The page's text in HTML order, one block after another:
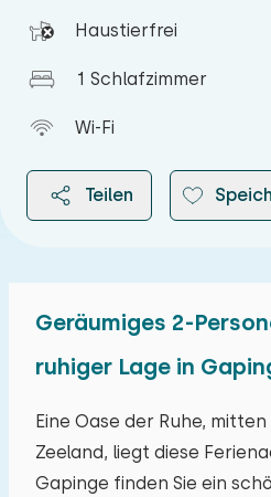
Haustierfrei
1 Schlafzimmer
Wi-Fi
Teilen
Geräumiges 2-
ruhiger Lage in
Eine Oase der Ruhe,
Zeeland, liegt diese
Gapinge finden Sie ein
August
Mo Di Mi Do